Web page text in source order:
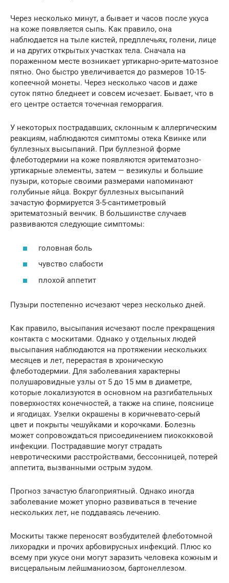
Через несколько минут, а бывает и часов после укуса
на коже появляется сыпь. Как правило, она
наблюдается на тыле кистей, предплечьях, голени, лице
и на других открытых участках тела. Сначала на
пораженном месте возникает уртикарно-эрите-матозное
пятно. Оно быстро увеличивается до размеров 10-15-
копеечной монеты. Через несколько часов и даже
суток пятно бледнеет и совсем исчезает. Бывает, что в
его центре остается точечная геморрагия.
У некоторых пострадавших, склонным к аллергическим
реакциям, наблюдаются симптомы отека Квинке или
буллезных высыпаний. При буллезной форме
флеботодермии на коже появляются эритематозно-
уртикарные элементы, затем — везикулы и большие
пузыри, которые своими размерами напоминают
голубиные яйца. Вокруг буллезных высыпаний
зачастую формируется 3-5-сантиметровый
эритематозный венчик. В большинстве случаев
развиваются следующие симптомы:
головная боль
чувство слабости
плохой аппетит
Пузыри постепенно исчезают через несколько дней.
Как правило, высыпания исчезают после прекращения
контакта с москитами. Однако у отдельных людей
высыпания наблюдаются на протяжении нескольких
месяцев и лет, перерастая в хроническую
флеботодермии. Для заболевания характерны
полушаровидные узлы от 5 до 15 мм в диаметре,
которые локализуются в основном на разгибательных
поверхностях конечностей, а также на спине, пояснице
и ягодицах. Узелки окрашены в коричневато-серый
цвет и покрыты чешуйками и корочками. Болезнь
может сопровождаться присоединением пиококковой
инфекции. Пострадавшие могут страдать
невротическими расстройствами, бессонницей, потерей
аппетита, вызванными острым зудом.
Прогноз зачастую благоприятный. Однако иногда
заболевание может упорно развиваться в течение
нескольких лет, не поддаваясь лечению.
Москиты также переносят возбудителей флеботомной
лихорадки и прочих арбовирусных инфекций. Плюс ко
всему при укусе они могут заразить человека кожным и
висцеральным лейшманиозом, бартонеллезом.